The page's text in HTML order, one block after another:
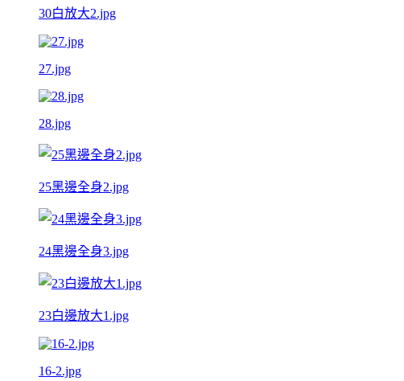
30白放大2.jpg
27.jpg
28.jpg
25黑邊全身2.jpg
24黑邊全身3.jpg
23白邊放大1.jpg
16-2.jpg